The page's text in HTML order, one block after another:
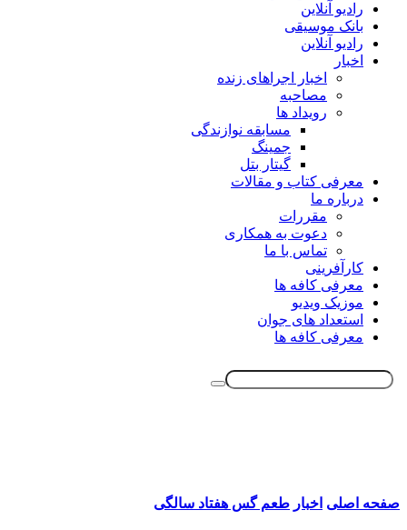
رادیو آنلاین
بانک موسیقی
رادیو آنلاین
اخبار
اخبار اجراهای زنده
مصاحبه
رویداد ها
مسابقه نوازندگی
جمینگ
گیتار بتل
معرفی کتاب و مقالات
درباره ما
مقررات
دعوت به همکاری
تماس با ما
کارآفرینی
معرفی کافه ها
موزیک ویدیو
استعداد های جوان
معرفی کافه ها
صفحه اصلی اخبار طعم گس هفتاد سالگی